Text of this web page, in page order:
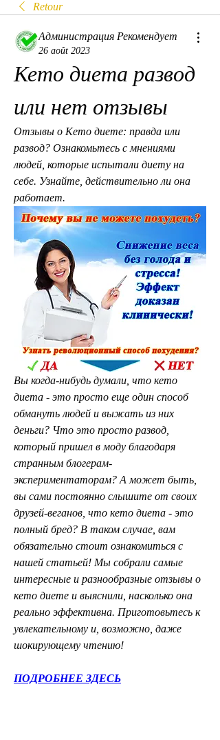
Retour
Администрация Рекомендует
26 août 2023
Кето диета развод
или нет отзывы
Отзывы о Кето диете: правда или
развод? Ознакомьтесь с мнениями
людей, которые испытали диету на
себе. Узнайте, действительно ли она
работает.
Вы когда-нибудь думали, что кето
диета - это просто еще один способ
обмануть людей и выжать из них
деньги? Что это просто развод,
который пришел в моду благодаря
странным блогерам-
экспериментаторам? А может быть,
вы сами постоянно слышите от своих
друзей-веганов, что кето диета - это
полный бред? В таком случае, вам
обязательно стоит ознакомиться с
нашей статьей! Мы собрали самые
интересные и разнообразные отзывы о
кето диете и выяснили, насколько она
реально эффективна. Приготовьтесь к
увлекательному и, возможно, даже
шокирующему чтению!
ПОДРОБНЕЕ ЗДЕСЬ